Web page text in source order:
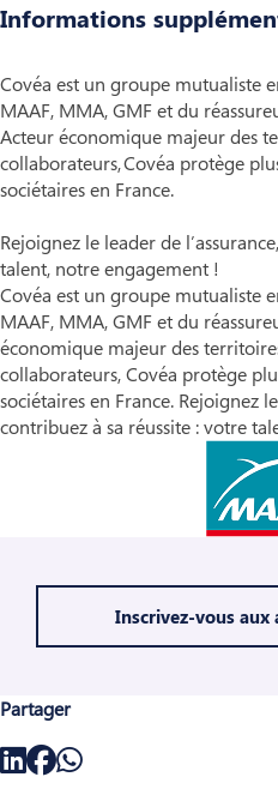
Inscrivez-vous aux
Partager
Informations
Covéa est un groupe mutualiste
MAAF, MMA, GMF et du
Acteur économique majeur des
collaborateurs, Covéa protège
sociétaires en France.
Rejoignez le leader de
talent, notre engagement !
Covéa est un groupe mutualiste
MAAF, MMA, GMF et du
économique majeur des
collaborateurs, Covéa protège
sociétaires en France. Rejoignez
contribuez à sa réussite : votre